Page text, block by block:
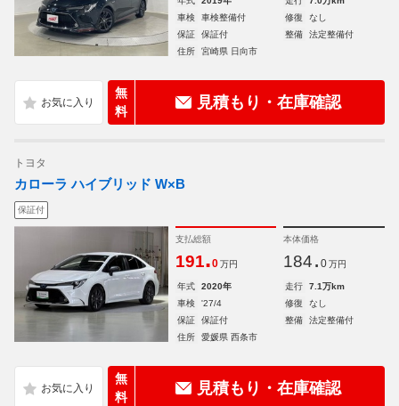
車検
車検整備付 修復
なし
保証
保証付 整備
法定整備付
住所
宮崎県 日向市
無
料
見積もり・在庫確認
トヨタ
カローラ ハイブリッド W×B
保証付
支払総額
191.0 万円
本体価格
184. 0 万円
年式 2020年 走行
7.1万km
車検
'27/4 修復
なし
保証
保証付 整備
法定整備付
住所
愛媛県 西条市
無
料
見積もり・在庫確認